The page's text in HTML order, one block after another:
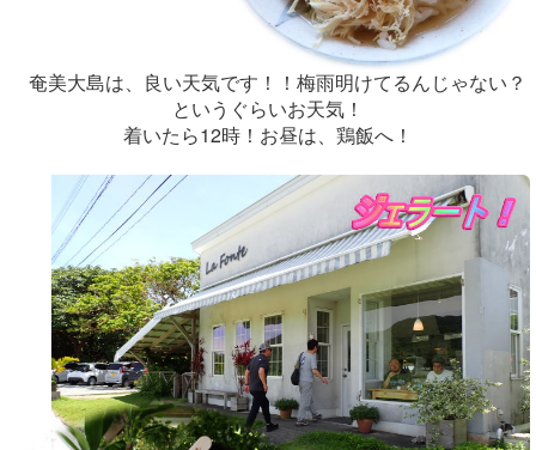
奄美大島は、良い天気です！！梅雨明けてるんじゃない？
というぐらいお天気！
着いたら12時！お昼は、鶏飯へ！